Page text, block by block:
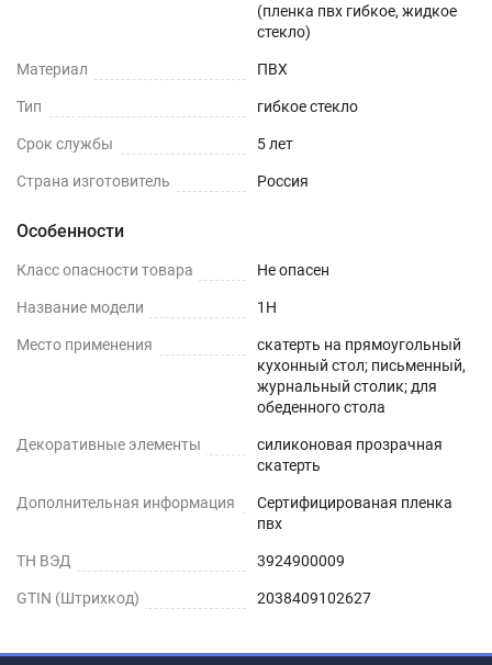
ПОДГОТОВКА К ИСПОЛЬЗОВАНИЮ
на текстурированном столе или скатерти
Шаг 1
Сразу после распаковки пленки может
присутствовать слабый быстро выветриваемый
её поверхность влажной салфеткой с мыльным
Шаг 2
максимум через 1-2 дня.
Шаг 3
Уложите пленку заворачивающимися краями
(пленка пвх гибкое, жидкое
стекло)
Материал ПВХ
Тип гибкое стекло
Срок службы 5 лет
Страна изготовитель Россия
Особенности
Класс опасности товара Не опасен
Название модели 1H
Место применения
скатерть на прямоугольный
кухонный стол; письменный,
журнальный столик; для
обеденного стола
Декоративные элементы
силиконовая прозрачная
скатерть
Дополнительная информация
Сертифицированая пленка
пвх
ТН ВЭД 3924900009
GTIN (Штрихкод) 2038409102627